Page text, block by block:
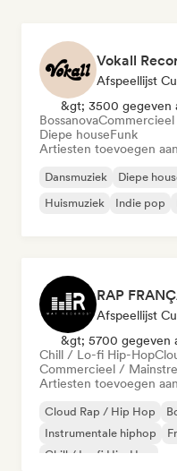
Vokall
Afspeellijst
&gt; 3500 gegeven
Bossanova
Diepe houseFunk
Artiesten toevoegen
Dansmuziek Diepe
Huismuziek
Indie pop
Afspeellijst
&gt; 5700 gegeven
Chill / Lo-fi Hip-Hop
Commercieel /
Artiesten toevoegen
Cloud Rap / Hip Hop
Instrumentale hiphop
Chill / Lo-fi Hip-Hop